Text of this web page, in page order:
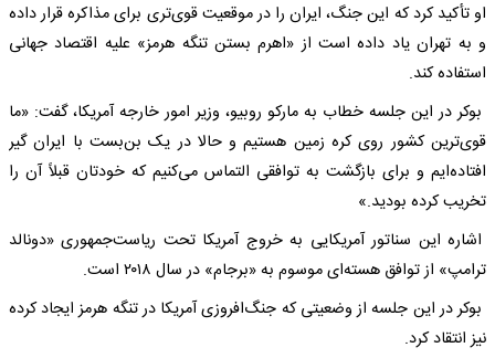
او تأکید کرد که این جنگ، ایران را در موقعیت قوی‌تری برای مذاکره قرار داده
و به تهران یاد داده است از «اهرم بستن تنگه هرمز» علیه اقتصاد جهانی
استفاده کند.
بوکر در این جلسه خطاب به مارکو روبیو، وزیر امور خارجه آمریکا، گفت: «ما
قوی‌ترین کشور روی کره زمین هستیم و حالا در یک بن‌بست با ایران گیر
افتاده‌ایم و برای بازگشت به توافقی التماس می‌کنیم که خودتان قبلاً آن را
تخریب کرده بودید.»
اشاره این سناتور آمریکایی به خروج آمریکا تحت ریاست‌جمهوری «دونالد
ترامپ» از توافق هسته‌ای موسوم به «برجام» در سال ۲۰۱۸ است.
بوکر در این جلسه از وضعیتی که جنگ‌افروزی آمریکا در تنگه هرمز ایجاد کرده
نیز انتقاد کرد.